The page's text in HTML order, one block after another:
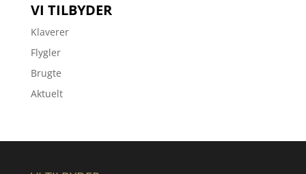
VI TILBYDER
Klaverer
Flygler
Brugte
Aktuelt